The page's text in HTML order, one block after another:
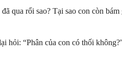
qua rổi sao? Tại sao con còn
hỏi: “Phân của con có thối